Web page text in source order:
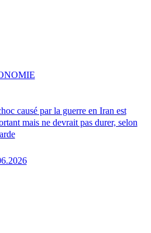
causé par la guerre en Iran est
mais ne devrait pas durer, selon